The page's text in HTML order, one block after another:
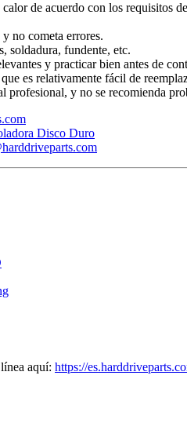
de acuerdo con los requisitos
no cometa errores.
soldadura, fundente, etc.
y practicar bien antes de
es relativamente fácil de
profesional, y no se recomienda
Disco Duro
aquí: https://